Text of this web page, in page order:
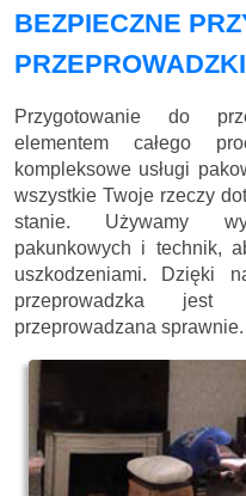
BEZPIECZNE
PRZEPROWADZKI
Przygotowanie do
elementem całego
kompleksowe usługi
wszystkie Twoje rzeczy
stanie. Używamy
pakunkowych i technik,
uszkodzeniami. Dzięki
przeprowadzka
przeprowadzana sprawnie.